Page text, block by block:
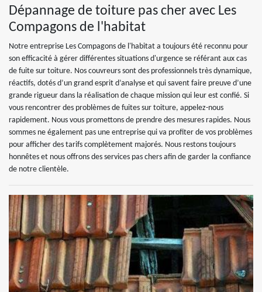
Dépannage de toiture pas cher avec Les
Compagons de l'habitat
Notre entreprise Les Compagons de l'habitat a toujours été reconnu pour
son efficacité à gérer différentes situations d'urgence se référant aux cas
de fuite sur toiture. Nos couvreurs sont des professionnels très dynamique,
réactifs, dotés d’un grand esprit d’analyse et qui savent faire preuve d’une
grande rigueur dans la réalisation de chaque mission qui leur est confié. Si
vous rencontrer des problèmes de fuites sur toiture, appelez-nous
rapidement. Nous vous promettons de prendre des mesures rapides. Nous
sommes ne également pas une entreprise qui va profiter de vos problèmes
pour afficher des tarifs complètement majorés. Nous restons toujours
honnêtes et nous offrons des services pas chers afin de garder la confiance
de notre clientèle.